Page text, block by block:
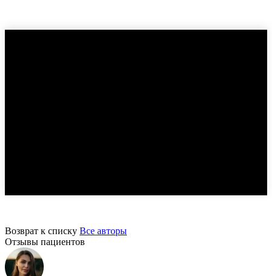
Возврат к списку Все авторы
Отзывы пациентов